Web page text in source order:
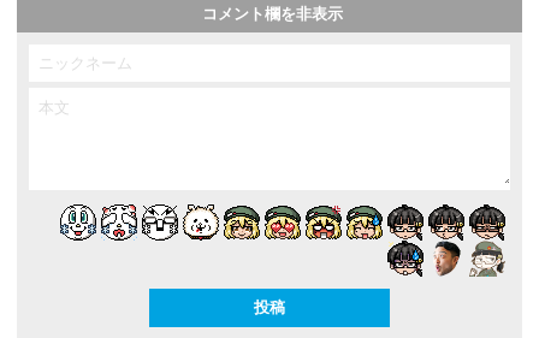
コメント欄を非表示